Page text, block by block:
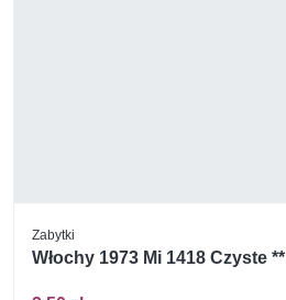
Zabytki
Włochy 1973 Mi 1418 Czyste **